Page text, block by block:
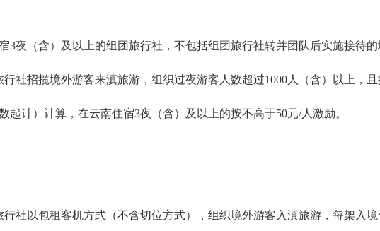
夜（含）及以上的组团旅行社，不包括组团旅行社转并团队后实施接待的
社招揽境外游客来滇旅游，组织过夜游客人数超过1000人（含）以上，
计）计算，在云南住宿3夜（含）及以上的按不高于50元/人激励。
行社以包租客机方式（不含切位方式），组织境外游客入滇旅游，每架入